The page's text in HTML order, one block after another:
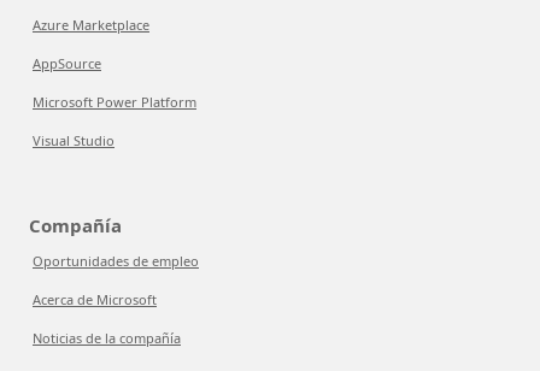
Azure Marketplace
AppSource
Microsoft Power Platform
Visual Studio
Compañía
Oportunidades de empleo
Acerca de Microsoft
Noticias de la compañía